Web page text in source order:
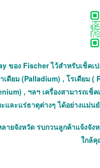
ของ Fischer ไว้สำหรับเช็ค
เดียม (Palladium) , โรเดียม
, ฯลฯ เครื่องสามารถเ
และแร่ธาตุต่างๆ ได้อย่างแม่น
ายจังหวัด รบกวนลูกค้าแจ้งจั
ใกล้